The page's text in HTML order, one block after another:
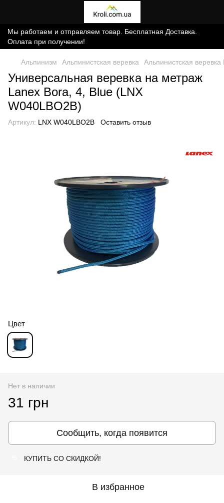
Мы работаем и отправляем товар. Бесплатная Доставка.
Оплата при получении!
Альпинизм Альпинистская веревка Альпинистская веревка
Универсальная веревка на метраж
Lanex Bora, 4, Blue (LNX
W040LBO2B)
Артикул: LNX W040LBO2B Оставить отзыв
Цвет
Нет в наличии
31 грн
Сообщить, когда появится
КУПИТЬ СО СКИДКОЙ!
В избранное